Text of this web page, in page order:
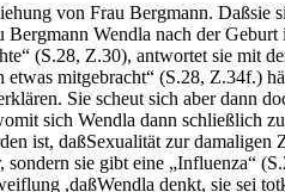
von Frau Bergmann.
Wendla nach der
(S.28, Z.30), antwortet sie
mitgebracht“ (S.28, Z.34f.)
Sie scheut sich aber dann
sich Wendla dann schließlich
ist, daßSexualität zur
sie gibt eine „Influenza“
,daßWendla denkt, sie sei